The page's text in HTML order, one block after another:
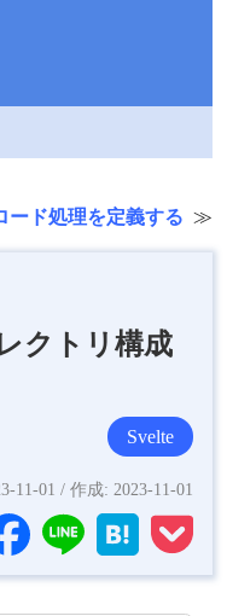
ード処理を定義する
クトリ構成
Svelte
11-01 / 作成: 2023-11-01